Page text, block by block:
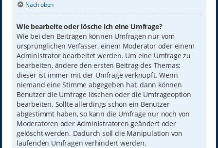
Nach oben
Wie bearbeite oder lösche ich eine Umfrage?
Wie bei den Beiträgen können Umfragen nur vom
ursprünglichen Verfasser, einem Moderator oder einem
Administrator bearbeitet werden. Um eine Umfrage zu
bearbeiten, ändere den ersten Beitrag des Themas;
dieser ist immer mit der Umfrage verknüpft. Wenn
niemand eine Stimme abgegeben hat, dann können
Benutzer die Umfrage löschen oder die Umfrageoption
bearbeiten. Sollte allerdings schon ein Benutzer
abgestimmt haben, so kann die Umfrage nur noch von
Moderatoren oder Administratoren geändert oder
gelöscht werden. Dadurch soll die Manipulation von
laufenden Umfragen verhindert werden.